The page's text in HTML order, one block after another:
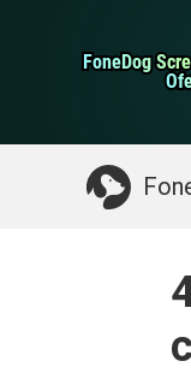
FoneDog
FoneDog
Limpiador
Algo que